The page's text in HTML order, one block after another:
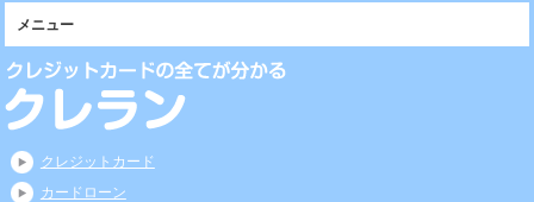
メニュー
クレジットカード
カードローン